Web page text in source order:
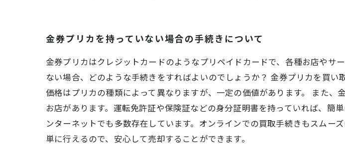
金券プリカを持っていない場合の手続きについて
金券プリカはクレジットカードのようなプリペイドカードで、各種お店やサ
ない場合、どのような手続きをすればよいのでしょうか？ 金券プリカを買
価格はプリカの種類によって異なりますが、一定の価値があります。 また
お店があります。運転免許証や保険証などの身分証明書を持っていれば、簡
ンターネットでも多数存在しています。オンラインでの買取手続きもスムー
単に行えるので、安心して売却することができます。